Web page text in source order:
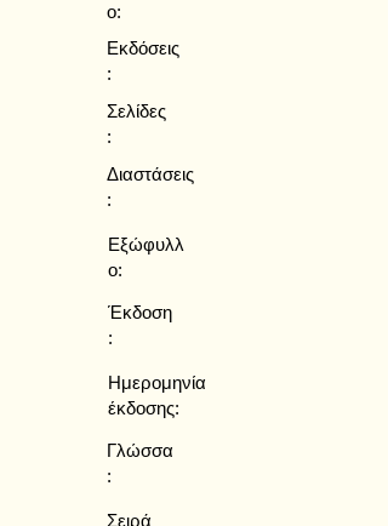
ο:
Εκδόσεις
:
Σελίδες
:
Διαστάσεις
:
Εξώφυλλ
ο:
Έκδοση
:
Ημερομηνία
έκδοσης:
Γλώσσα
:
Σειρά